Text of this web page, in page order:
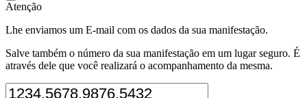
Atenção
Lhe enviamos um E-mail com os dados da sua manifestação.
Salve também o número da sua manifestação em um lugar seguro. É
através dele que você realizará o acompanhamento da mesma.